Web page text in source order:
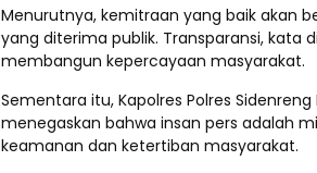
Menurutnya, kemitraan yang baik akan
yang diterima publik. Transparansi, kata
membangun kepercayaan masyarakat.
Sementara itu, Kapolres Polres Sidenreng
menegaskan bahwa insan pers adalah
keamanan dan ketertiban masyarakat.